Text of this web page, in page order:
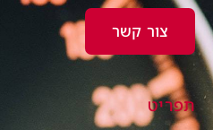
צור קשר
תפריט